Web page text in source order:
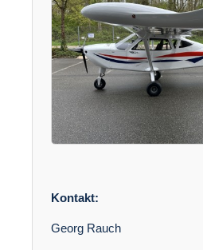
Kontakt:
Georg Rauch